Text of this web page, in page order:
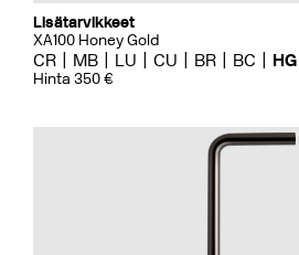
Lisätarvikkeet
XA100 Honey Gold
CR MB LU CU BR BC HG
Hinta 350 €